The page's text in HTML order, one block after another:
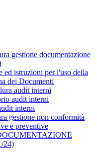
gestione documentazione
ed istruzioni per l'uso della
dei Documenti
audit interni
audit interni
interni
gestione non conformità
e preventive
24)